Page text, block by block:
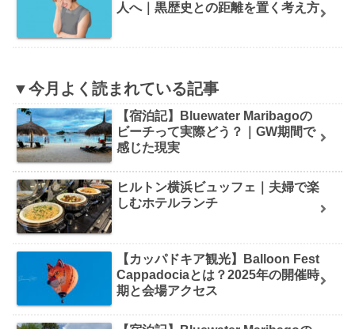
人へ｜黒歴史との距離を置く考え方
▼今月よく読まれている記事
【宿泊記】Bluewater Maribagoの
ビーチって実際どう？｜GW期間で
感じた現実
ヒルトン横浜ビュッフェ｜夫婦で楽
しむホテルランチ
【カッパドキア観光】Balloon Fest
Cappadociaとは？2025年の開催時
期と会場アクセス